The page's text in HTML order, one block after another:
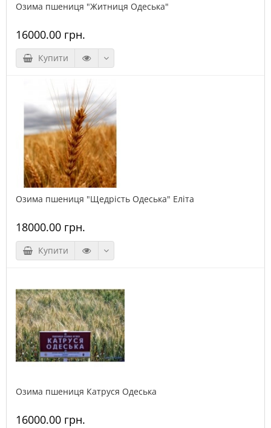
Озима пшениця "Житниця Одеська"
16000.00 грн.
Купити
Озима пшениця "Щедрість Одеська" Еліта
18000.00 грн.
Купити
Озима пшениця Катруся Одеська
16000.00 грн.